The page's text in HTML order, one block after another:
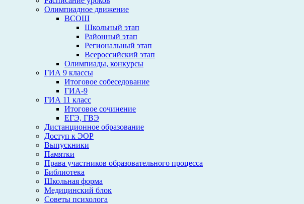
Олимпиадное движение
ВСОШ
Школьный этап
Районный этап
Региональный этап
Всероссийский этап
Олимпиады, конкурсы
ГИА 9 классы
Итоговое собеседование
ГИА-9
ГИА 11 класс
Итоговое сочинение
ЕГЭ, ГВЭ
Дистанционное образование
Доступ к ЭОР
Выпускники
Памятки
Права участников образовательного процесса
Библиотека
Школьная форма
Медицинский блок
Советы психолога